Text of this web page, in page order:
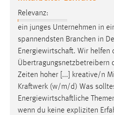
Relevanz:
ein junges Unternehmen in
spannendsten Branchen in
Energiewirtschaft. Wir helfen
Übertragungsnetzbetreibern
Zeiten hoher [...] kreative/n
Kraftwerk (w/m/d) Was
Energiewirtschaftliche
wenn du keine expliziten